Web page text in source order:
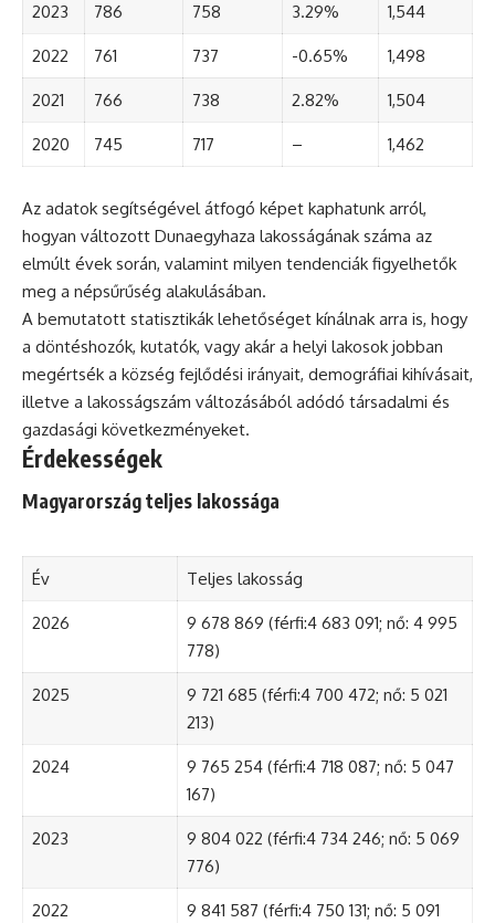
2023 786 758 3.29% 1,544
2022 761 737 -0.65% 1,498
2021 766 738 2.82% 1,504
2020 745 717 – 1,462
Az adatok segítségével átfogó képet kaphatunk arról,
hogyan változott Dunaegyhaza lakosságának száma az
elmúlt évek során, valamint milyen tendenciák figyelhetők
meg a népsűrűség alakulásában.
A bemutatott statisztikák lehetőséget kínálnak arra is, hogy
a döntéshozók, kutatók, vagy akár a helyi lakosok jobban
megértsék a község fejlődési irányait, demográfiai kihívásait,
illetve a lakosságszám változásából adódó társadalmi és
gazdasági következményeket.
Érdekességek
Magyarország teljes lakossága
Év Teljes lakosság
2026
9 678 869 (férfi:4 683 091; nő: 4 995
778)
2025
9 721 685 (férfi:4 700 472; nő: 5 021
213)
2024
9 765 254 (férfi:4 718 087; nő: 5 047
167)
2023
9 804 022 (férfi:4 734 246; nő: 5 069
776)
2022
9 841 587 (férfi:4 750 131; nő: 5 091